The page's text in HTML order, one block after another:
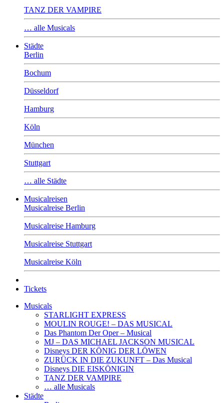
TANZ DER VAMPIRE
… alle Musicals
Städte
Berlin
Bochum
Düsseldorf
Hamburg
Köln
München
Stuttgart
… alle Städte
Musicalreisen
Musicalreise Berlin
Musicalreise Hamburg
Musicalreise Stuttgart
Musicalreise Köln
Tickets
Musicals
STARLIGHT EXPRESS
MOULIN ROUGE! – DAS MUSICAL
Das Phantom Der Oper – Musical
MJ – DAS MICHAEL JACKSON MUSICAL
Disneys DER KÖNIG DER LÖWEN
ZURÜCK IN DIE ZUKUNFT – Das Musical
Disneys DIE EISKÖNIGIN
TANZ DER VAMPIRE
… alle Musicals
Städte